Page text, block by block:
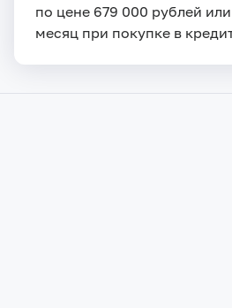
по цене 679 000 рублей
месяц при покупке в